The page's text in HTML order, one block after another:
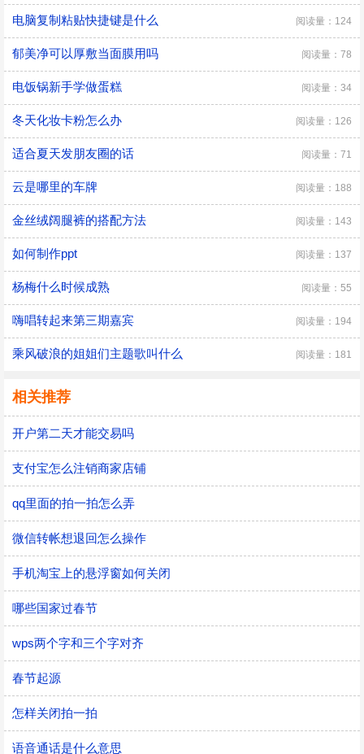
电脑复制粘贴快捷键是什么 阅读量：124
郁美净可以厚敷当面膜用吗 阅读量：78
电饭锅新手学做蛋糕 阅读量：34
冬天化妆卡粉怎么办 阅读量：126
适合夏天发朋友圈的话 阅读量：71
云是哪里的车牌 阅读量：188
金丝绒阔腿裤的搭配方法 阅读量：143
如何制作ppt 阅读量：137
杨梅什么时候成熟 阅读量：55
嗨唱转起来第三期嘉宾 阅读量：194
乘风破浪的姐姐们主题歌叫什么 阅读量：181
相关推荐
开户第二天才能交易吗
支付宝怎么注销商家店铺
qq里面的拍一拍怎么弄
微信转帐想退回怎么操作
手机淘宝上的悬浮窗如何关闭
哪些国家过春节
wps两个字和三个字对齐
春节起源
怎样关闭拍一拍
语音通话是什么意思